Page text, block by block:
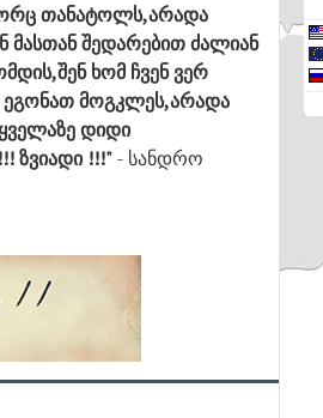
თანატოლს,არადა
მასთან შედარებით ძალიან
ხომ ჩვენ ვერ
ეგონათ მოგკლეს,არადა
დიდი
ზვიადი !!!"- სანდრო